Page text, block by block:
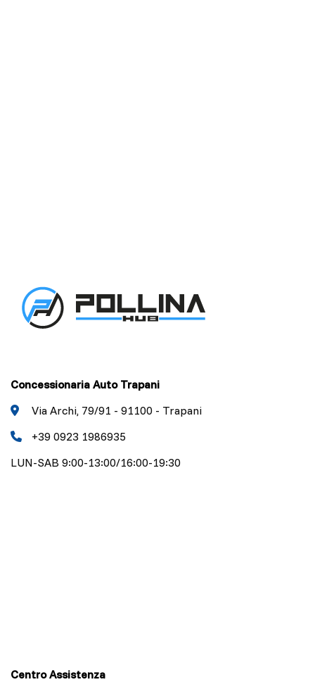
Concessionaria Auto Trapani
Via Archi, 79/91 - 91100 - Trapani
+39 0923 1986935
LUN-SAB 9:00-13:00/16:00-19:30
Centro Assistenza